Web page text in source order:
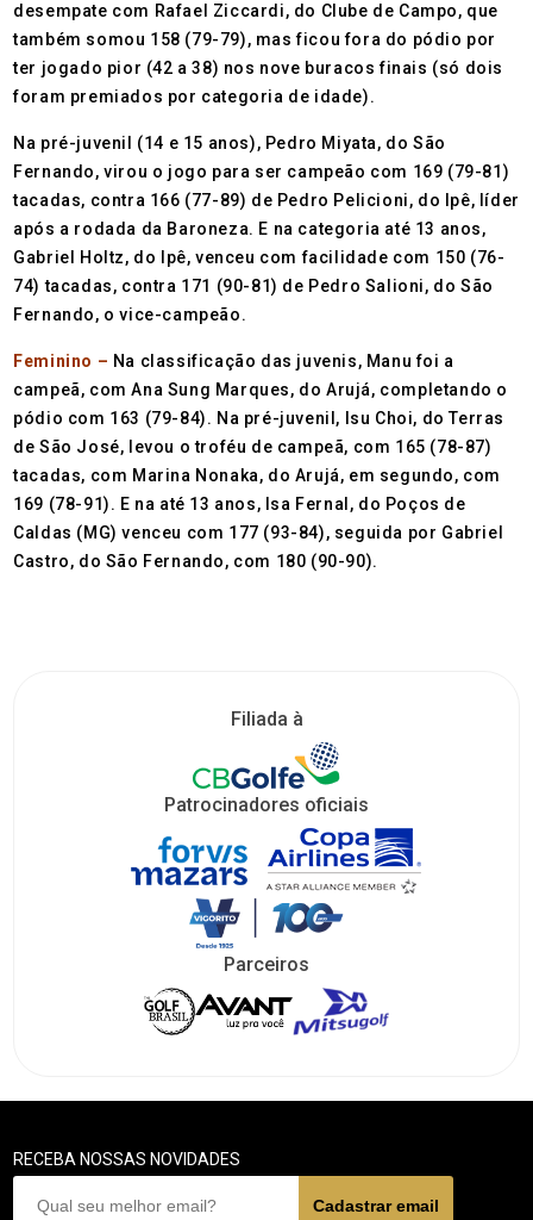
desempate com Rafael Ziccardi, do Clube de Campo, que
também somou 158 (79-79), mas ficou fora do pódio por
ter jogado pior (42 a 38) nos nove buracos finais (só dois
foram premiados por categoria de idade).
Na pré-juvenil (14 e 15 anos), Pedro Miyata, do São
Fernando, virou o jogo para ser campeão com 169 (79-81)
tacadas, contra 166 (77-89) de Pedro Pelicioni, do Ipê, líder
após a rodada da Baroneza. E na categoria até 13 anos,
Gabriel Holtz, do Ipê, venceu com facilidade com 150 (76-
74) tacadas, contra 171 (90-81) de Pedro Salioni, do São
Fernando, o vice-campeão.
Feminino – Na classificação das juvenis, Manu foi a
campeã, com Ana Sung Marques, do Arujá, completando o
pódio com 163 (79-84). Na pré-juvenil, Isu Choi, do Terras
de São José, levou o troféu de campeã, com 165 (78-87)
tacadas, com Marina Nonaka, do Arujá, em segundo, com
169 (78-91). E na até 13 anos, Isa Fernal, do Poços de
Caldas (MG) venceu com 177 (93-84), seguida por Gabriel
Castro, do São Fernando, com 180 (90-90).
Filiada à
Patrocinadores oficiais
Parceiros
RECEBA NOSSAS NOVIDADES